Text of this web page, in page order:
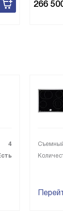
привыкла к
266
4